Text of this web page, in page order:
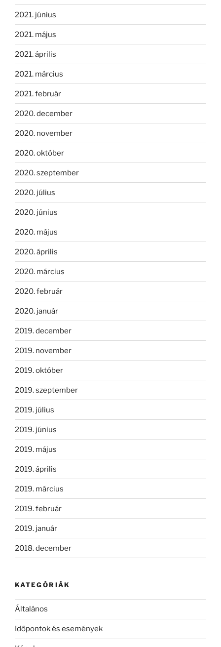
2021. június
2021. május
2021. április
2021. március
2021. február
2020. december
2020. november
2020. október
2020. szeptember
2020. július
2020. június
2020. május
2020. április
2020. március
2020. február
2020. január
2019. december
2019. november
2019. október
2019. szeptember
2019. július
2019. június
2019. május
2019. április
2019. március
2019. február
2019. január
2018. december
KATEGÓRIÁK
Általános
Időpontok és események